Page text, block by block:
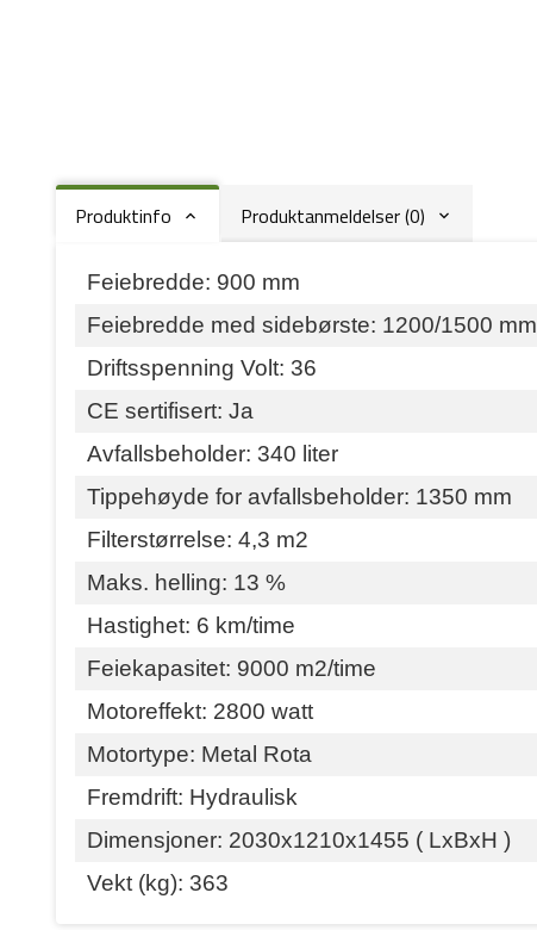
Produktinfo Produktanmeldelser (0)
Feiebredde: 900 mm
Feiebredde med sidebørste: 1200/1500 mm
Driftsspenning Volt: 36
CE sertifisert: Ja
Avfallsbeholder: 340 liter
Tippehøyde for avfallsbeholder: 1350 mm
Filterstørrelse: 4,3 m2
Maks. helling: 13 %
Hastighet: 6 km/time
Feiekapasitet: 9000 m2/time
Motoreffekt: 2800 watt
Motortype: Metal Rota
Fremdrift: Hydraulisk
Dimensjoner: 2030x1210x1455 ( LxBxH )
Vekt (kg): 363